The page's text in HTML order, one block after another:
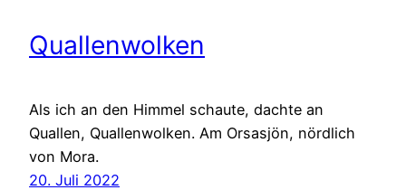
Quallenwolken
Als ich an den Himmel schaute, dachte an
Quallen, Quallenwolken. Am Orsasjön, nördlich
von Mora.
20. Juli 2022